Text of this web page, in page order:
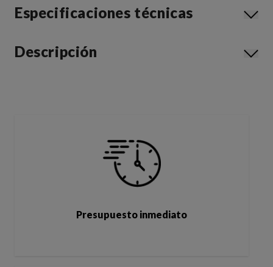
Especificaciones técnicas
Descripción
Presupuesto inmediato